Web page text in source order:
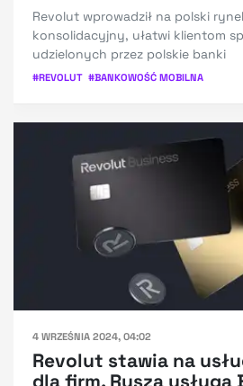
Revolut wprowadził na polski
konsolidacyjny, ułatwi klientom
udzielonych przez polskie banki
#REVOLUT #BANKOWOŚĆ MOBILNA
4 WRZEŚNIA 2024, 04:02
Revolut stawia na
dla firm. Rusza usługa